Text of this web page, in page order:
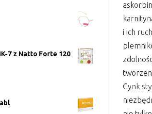
i ich
Cynk
7 z Natto Forte 120